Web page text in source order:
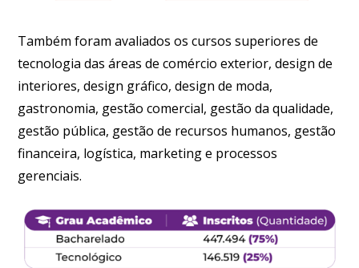
Também foram avaliados os cursos superiores de
tecnologia das áreas de comércio exterior, design de
interiores, design gráfico, design de moda,
gastronomia, gestão comercial, gestão da qualidade,
gestão pública, gestão de recursos humanos, gestão
financeira, logística, marketing e processos
gerenciais.